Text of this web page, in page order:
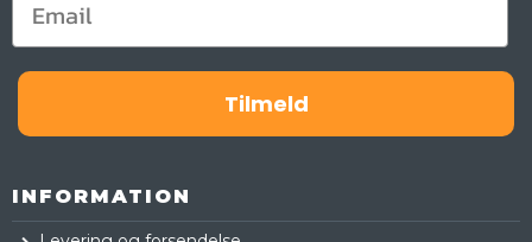
Tilmeld
INFORMATION